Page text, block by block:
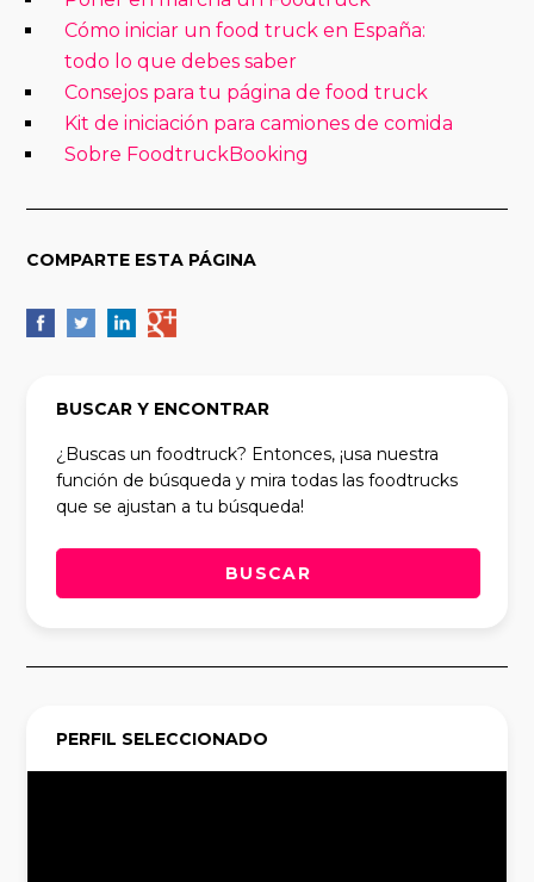
Cómo iniciar un food truck en España:
todo lo que debes saber
Consejos para tu página de food truck
Kit de iniciación para camiones de comida
Sobre FoodtruckBooking
COMPARTE ESTA PÁGINA
BUSCAR Y ENCONTRAR
¿Buscas un foodtruck? Entonces, ¡usa nuestra
función de búsqueda y mira todas las foodtrucks
que se ajustan a tu búsqueda!
BUSCAR
PERFIL SELECCIONADO